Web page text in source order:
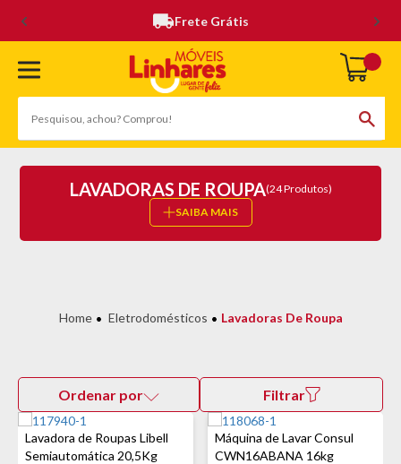
Frete Grátis
LAVADORAS DE ROUPA(24 Produtos)
SAIBA MAIS
Eletrodomésticos Lavadoras De Roupa
Ordenar por Filtrar
Lavadora de Roupas Libell
Semiautomática 20,5Kg
Máquina de Lavar Consul
CWN16ABANA 16kg